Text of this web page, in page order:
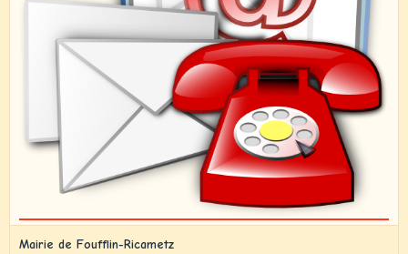
Mairie de Foufflin-Ricametz